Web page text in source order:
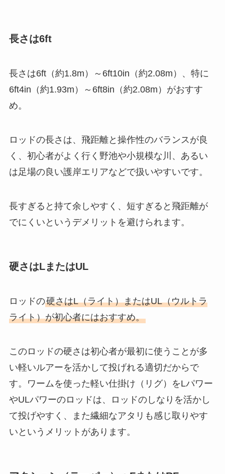
長さは6ft
長さは6ft（約1.8m）～6ft10in（約2.08m）、特に
6ft4in（約1.93m）～6ft8in（約2.08m）がおすす
め。
ロッドの長さは、飛距離と操作性のバランスが良
く、初心者がよく行く野池や小規模な川、あるい
は足場の良い護岸エリアなどで扱いやすいです。
長すぎると持て余しやすく、短すぎると飛距離が
でにくいというデメリットを避けられます。
硬さはLまたはUL
ロッドの硬さはL（ライト）またはUL（ウルトラ
ライト）が初心者にはおすすめ。
このロッドの硬さは初心者が最初に使うことが多
い軽いルアーを活かして投げれる適切だからで
す。ワームを使った軽い仕掛け（リグ）をLパワー
やULパワーのロッドは、ロッドのしなりを活かし
て投げやすく、また繊細なアタリも感じ取りやす
いというメリットがあります。